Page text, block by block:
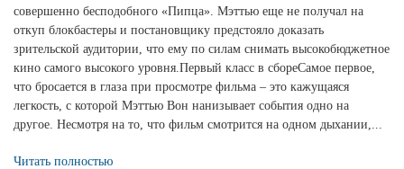
совершенно бесподобного «Пипца». Мэттью еще не получал на
откуп блокбастеры и постановщику предстояло доказать
зрительской аудитории, что ему по силам снимать высокобюджетное
кино самого высокого уровня.Первый класс в сбореСамое первое,
что бросается в глаза при просмотре фильма – это кажущаяся
легкость, с которой Мэттью Вон нанизывает события одно на
другое. Несмотря на то, что фильм смотрится на одном дыхании,...
Читать полностью